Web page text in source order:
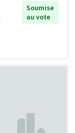
Soumise
au vote